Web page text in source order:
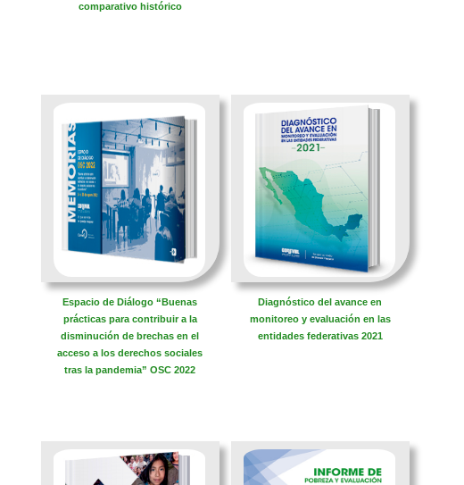
comparativo histórico
Espacio de Diálogo “Buenas
prácticas para contribuir a la
disminución de brechas en el
acceso a los derechos sociales
tras la pandemia” OSC 2022
Diagnóstico del avance en
monitoreo y evaluación en las
entidades federativas 2021